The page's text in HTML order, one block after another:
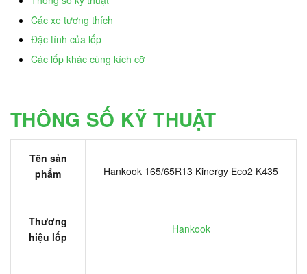
Các xe tương thích
Đặc tính của lốp
Các lốp khác cùng kích cỡ
THÔNG SỐ KỸ THUẬT
Tên sản
phẩm
Hankook 165/65R13 Kinergy Eco2 K435
Thương
hiệu lốp
Hankook